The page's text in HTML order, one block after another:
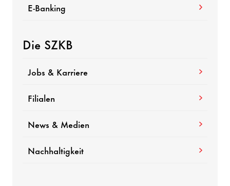
E-Banking
Die SZKB
Jobs & Karriere
Filialen
News & Medien
Nachhaltigkeit